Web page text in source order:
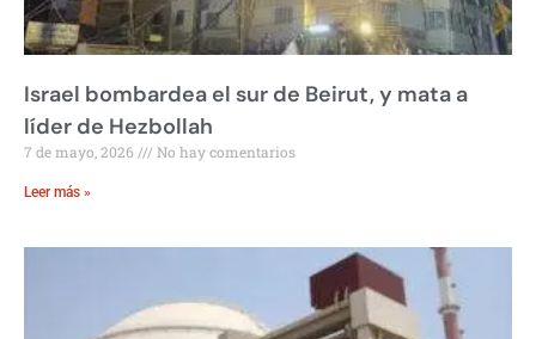
Israel bombardea el sur de Beirut, y mata a
líder de Hezbollah
7 de mayo, 2026 No hay comentarios
Leer más »